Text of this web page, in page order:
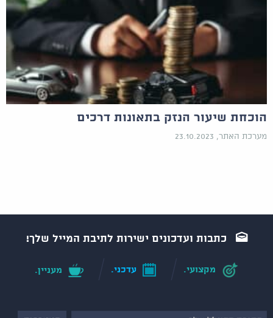
הוכחת שיעור הנזק בתאונות דרכים
מערכת האתר, 23.10.2023
כתבות ועדכונים ישירות לתיבת המייל שלך!
מקצועי. עדכני. מעניין.